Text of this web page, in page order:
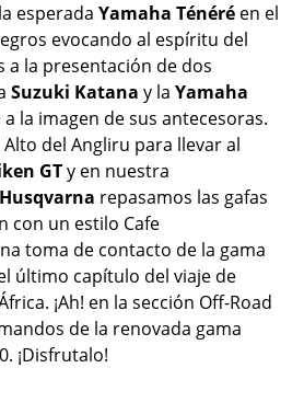
esperada Yamaha Ténéré en el
evocando al espíritu del
a la presentación de dos
Suzuki Katana y la Yamaha
a la imagen de sus antecesoras.
del Angliru para llevar al
GTy en nuestra
Husqvarna repasamos las gafas
con un estilo Cafe
toma de contacto de la gama
último capítulo del viaje de
¡Ah! en la sección Off-Road
de la renovada gama
¡Disfrutalo!